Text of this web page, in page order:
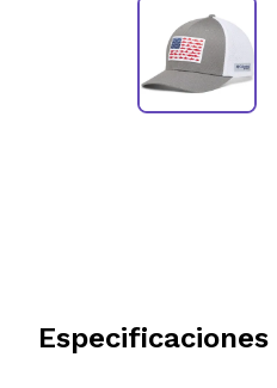
Especificaciones